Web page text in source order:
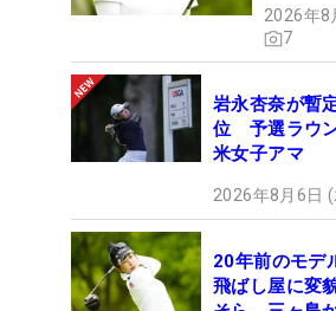
2026年8
7
岩永杏奈が暫
位 予選ラウ
米女子アマ
2026年8月6日
20年前のモデ
飛ばし屋に変